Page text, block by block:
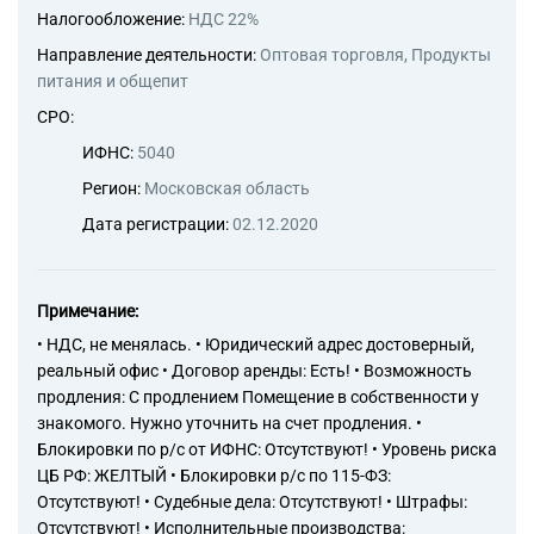
вязаных, для мужчин или
вязаных, женщин или девочек
14.13.3 Пошив и вязание
нательного белья
14.14.1 Производство
трикотажного и вязаного
нательного белья
14.14.11 Производство
трикотажных или вязаных
рубашек для мужчин или для
мальчиков
14.14.12 Производство маек и
Налогообложение: НДС 22%
Направление деятельности: Оптовая торговля, Продукты
питания и общепит
СРО:
ИФНС: 5040
Регион: Московская область
Дата регистрации:02.12.2020
Примечание:
• НДС, не менялась. • Юридический адрес достоверный,
реальный офис • Договор аренды: Есть! • Возможность
продления: С продлением Помещение в собственности у
знакомого. Нужно уточнить на счет продления. •
Блокировки по р/с от ИФНС: Отсутствуют! • Уровень риска
ЦБ РФ: ЖЕЛТЫЙ • Блокировки р/с по 115-ФЗ:
Отсутствуют! • Судебные дела: Отсутствуют! • Штрафы:
Отсутствуют! • Исполнительные производства: